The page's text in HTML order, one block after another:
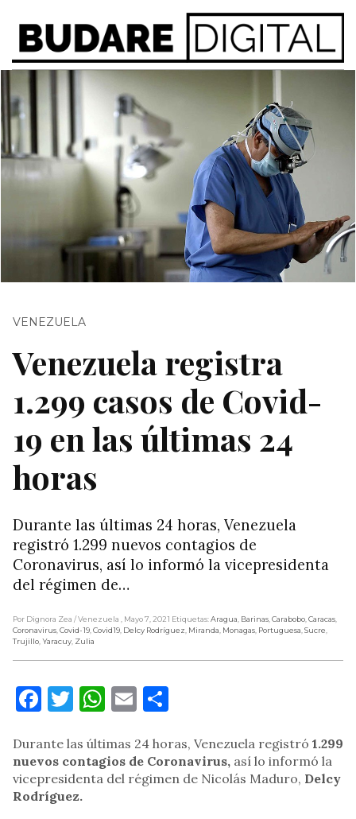
VENEZUELA
Venezuela registra
1.299 casos de Covid-
19 en las últimas 24
horas
Durante las últimas 24 horas, Venezuela
registró 1.299 nuevos contagios de
Coronavirus, así lo informó la vicepresidenta
del régimen de…
Por Dignora Zea / Venezuela , Mayo 7, 2021 Etiquetas:Aragua, Barinas,Carabobo,Caracas,
Coronavirus,Covid-19,Covid19, Delcy Rodríguez, Miranda, Monagas, Portuguesa,Sucre,
Trujillo,Yaracuy, Zulia
Facebook
Twitter
WhatsApp
Email
Durante las últimas 24 horas, Venezuela registró 1.299
nuevos contagios de Coronavirus, así lo informó la
vicepresidenta del régimen de Nicolás Maduro, Delcy
Rodríguez.